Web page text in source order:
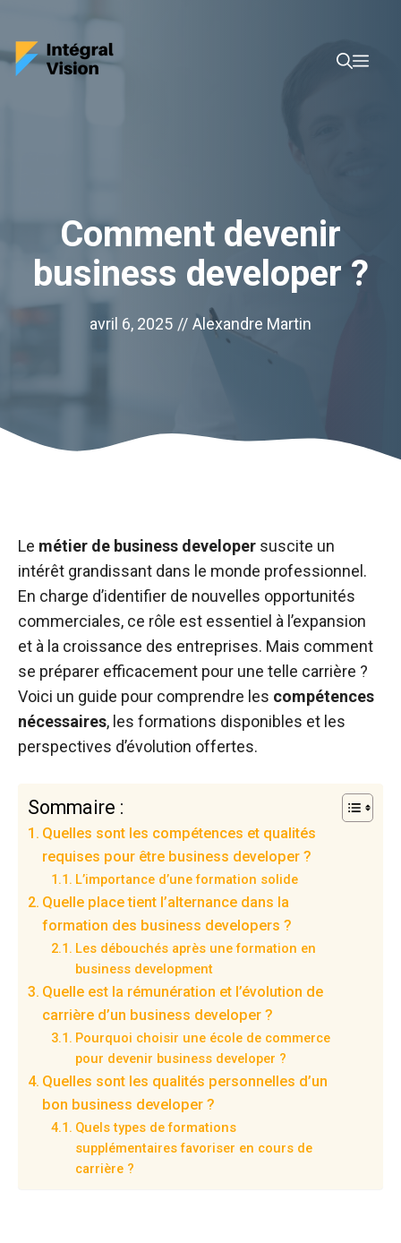
contenu
Comment devenir
business developer ?
avril 6, 2025 // Alexandre Martin
Le métier de business developer suscite un
intérêt grandissant dans le monde professionnel.
En charge d’identifier de nouvelles opportunités
commerciales, ce rôle est essentiel à l’expansion
et à la croissance des entreprises. Mais comment
se préparer efficacement pour une telle carrière ?
Voici un guide pour comprendre les compétences
nécessaires, les formations disponibles et les
perspectives d’évolution offertes.
Sommaire :
Quelles sont les compétences et qualités
requises pour être business developer ?
L’importance d’une formation solide
Quelle place tient l’alternance dans la
formation des business developers ?
Les débouchés après une formation en
business development
Quelle est la rémunération et l’évolution de
carrière d’un business developer ?
Pourquoi choisir une école de commerce
pour devenir business developer ?
Quelles sont les qualités personnelles d’un
bon business developer ?
Quels types de formations
supplémentaires favoriser en cours de
carrière ?